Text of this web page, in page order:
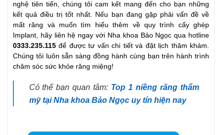
nghệ tiên tiến, chúng tôi cam kết mang đến cho bạn những
kết quả điều trị tốt nhất. Nếu bạn đang gặp phải vấn đề về
mất răng và muốn tìm hiểu thêm về quy trình cấy ghép
Implant, hãy liên hệ ngay với Nha khoa Bảo Ngọc qua hotline
0333.235.115 để được tư vấn chi tiết và đặt lịch thăm khám.
Chúng tôi luôn sẵn sàng đồng hành cùng bạn trên hành trình
chăm sóc sức khỏe răng miệng!
Có thể bạn quan tâm: Top 1 niềng răng thẩm
mỹ tại Nha khoa Bảo Ngọc uy tín hiện nay